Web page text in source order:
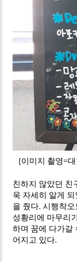
[이미지 촬영=
친하지 않았던 친
욱 자세히 알게
을 줬다.시행착오
성황리에 마무리
하며 꿈에 다가갈
어지고 있다.